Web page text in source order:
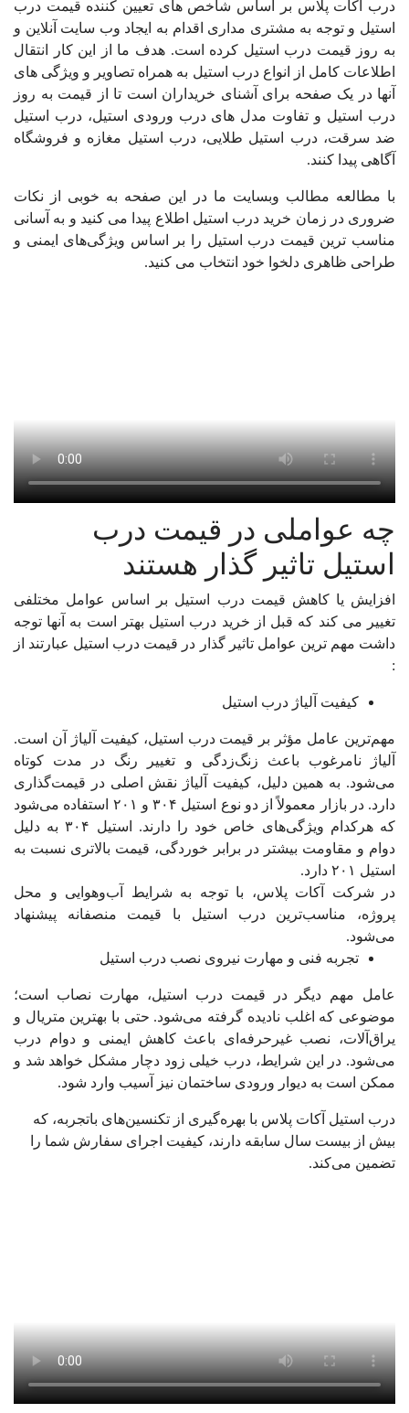
درب آکات پلاس بر اساس شاخص های تعیین کننده قیمت درب
استیل و توجه به مشتری مداری اقدام به ایجاد وب سایت آنلاین و
به روز قیمت درب استیل کرده است. هدف ما از این کار انتقال
اطلاعات کامل از انواع درب استیل به همراه تصاویر و ویژگی های
آنها در یک صفحه برای آشنای خریداران است تا از قیمت به روز
درب استیل و تفاوت مدل های درب ورودی استیل، درب استیل
ضد سرقت، درب استیل طلایی، درب استیل مغازه و فروشگاه
آگاهی پیدا کنند.
با مطالعه مطالب وبسایت ما در این صفحه به خوبی از نکات
ضروری در زمان خرید درب استیل اطلاع پیدا می کنید و به آسانی
مناسب ترین قیمت درب استیل را بر اساس ویژگی‌های ایمنی و
طراحی ظاهری دلخوا خود انتخاب می کنید.
چه عواملی در قیمت درب
استیل تاثیر گذار هستند
افزایش یا کاهش قیمت درب استیل بر اساس عوامل مختلفی
تغییر می کند که قبل از خرید درب استیل بهتر است به آنها توجه
داشت مهم ترین عوامل تاثیر گذار در قیمت درب استیل عبارتند از
:
کیفیت آلیاژ درب استیل
مهم‌ترین عامل مؤثر بر قیمت درب استیل، کیفیت آلیاژ آن است.
آلیاژ نامرغوب باعث زنگ‌زدگی و تغییر رنگ در مدت کوتاه
می‌شود. به همین دلیل، کیفیت آلیاژ نقش اصلی در قیمت‌گذاری
دارد. در بازار معمولاً از دو نوع استیل ۳۰۴ و ۲۰۱ استفاده می‌شود
که هرکدام ویژگی‌های خاص خود را دارند. استیل ۳۰۴ به دلیل
دوام و مقاومت بیشتر در برابر خوردگی، قیمت بالاتری نسبت به
استیل ۲۰۱ دارد.
در شرکت آکات پلاس، با توجه به شرایط آب‌وهوایی و محل
پروژه، مناسب‌ترین درب استیل با قیمت منصفانه پیشنهاد
می‌شود.
تجربه فنی و مهارت نیروی نصب درب استیل
عامل مهم دیگر در قیمت درب استیل، مهارت نصاب است؛
موضوعی که اغلب نادیده گرفته می‌شود. حتی با بهترین متریال و
یراق‌آلات، نصب غیرحرفه‌ای باعث کاهش ایمنی و دوام درب
می‌شود. در این شرایط، درب خیلی زود دچار مشکل خواهد شد و
ممکن است به دیوار ورودی ساختمان نیز آسیب وارد شود.
درب استیل آکات پلاس با بهره‌گیری از تکنسین‌های باتجربه، که
بیش از بیست سال سابقه دارند، کیفیت اجرای سفارش شما را
تضمین می‌کند.